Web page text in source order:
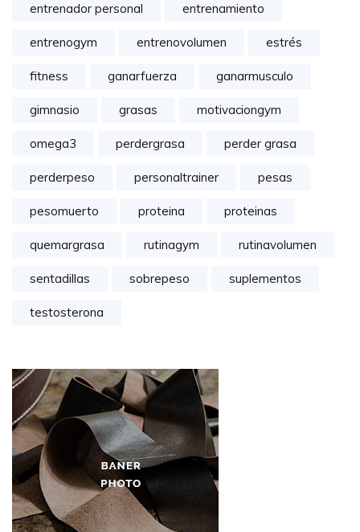
entrenador personal entrenamiento
entrenogym entrenovolumen estrés
fitness ganarfuerza ganarmusculo
gimnasio grasas motivaciongym
omega3 perdergrasa perder grasa
perderpeso personaltrainer pesas
pesomuerto proteina proteinas
quemargrasa rutinagym rutinavolumen
sentadillas sobrepeso suplementos
testosterona